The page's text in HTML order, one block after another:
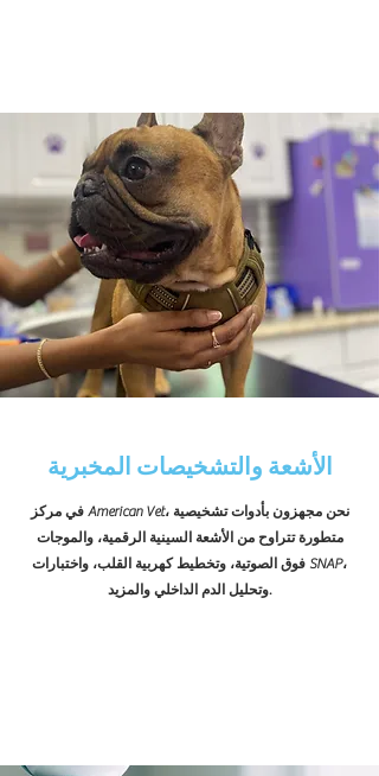
الأشعة والتشخيصات المخبرية
في مركز American Vet، نحن مجهزون بأدوات تشخيصية
متطورة تتراوح من الأشعة السينية الرقمية، والموجات
فوق الصوتية، وتخطيط كهربية القلب، واختبارات SNAP،
وتحليل الدم الداخلي والمزيد.